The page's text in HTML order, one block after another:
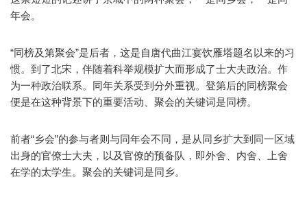
年会。
“同榜及第聚会”是后者，这是自唐代曲江宴饮雁塔题名以来的习
惯。到了北宋，伴随着科举规模扩大而形成了士大夫政治。作
为一种政治联系。同年关系受到分外重视。登第后的同榜聚会
便是在这种背景下的重要活动、聚会的关键词是同榜。
前者“乡会”的参与者则与同年会不同，是从同乡扩大到同一区域
出身的官僚士大夫，以及官僚的预备队，即外舍、内舍、上舍
在学的太学生。聚会的关键词是同乡。